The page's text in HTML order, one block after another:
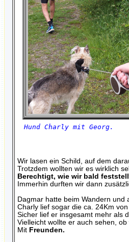
Hund Charly mit Georg.
Wir lasen ein Schild, auf dem
Trotzdem wollten wir es wirklich
Berechtigt, wie wir bald
Immerhin durften wir dann
Dagmar hatte beim Wandern
Charly lief sogar die ca. 24Km
Sicher lief er insgesamt mehr als
Vielleicht wollte er auch sehen,
Mit Freunden.